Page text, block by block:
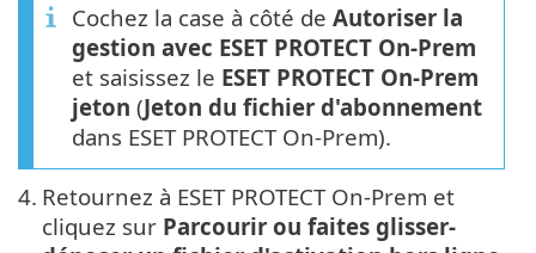
Cochez la case à côté de Autoriser la
gestion avec ESET PROTECT On-Prem
et saisissez le ESET PROTECT On-Prem
jeton (Jeton du fichier d'abonnement
dans ESET PROTECT On-Prem).
4. Retournez à ESET PROTECT On-Prem et
cliquez sur Parcourir ou faites glisser-